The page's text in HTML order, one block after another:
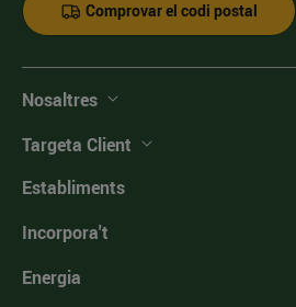
Comprovar el codi postal
Nosaltres
Targeta Client
Establiments
Incorpora't
Energia